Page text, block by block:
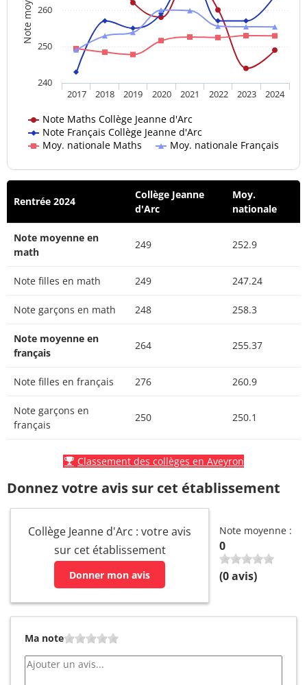
Note Maths Collège Jeanne d'Arc
Note Français Collège Jeanne d'Arc
Moy. nationale Maths
Moy. nationale Français
2017 2018 2019 2020 2021 2022 2023 2024
240
250
260
Rentrée 2024
Collège Jeanne
d'Arc
Moy.
nationale
Note moyenne en
math
249 252.9
Note filles en math 249 247.24
Note garçons en math 248 258.3
Note moyenne en
français
264 255.37
Note filles en français 276 260.9
Note garçons en
français
250 250.1
Classement des collèges en Aveyron
Donnez votre avis sur cet établissement
Collège Jeanne d'Arc : votre avis
sur cet établissement
Donner mon avis
Note moyenne :
0
(0avis)
Ma note